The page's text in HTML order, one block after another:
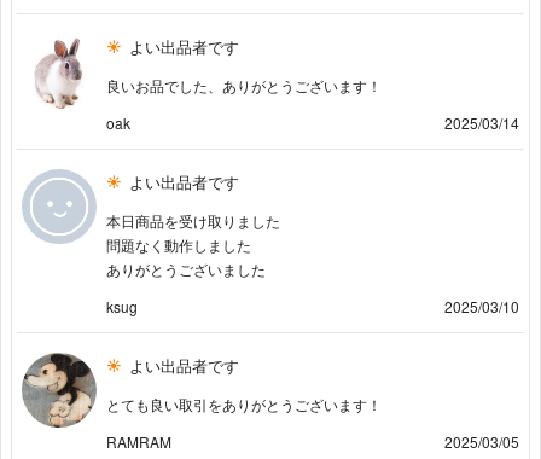
よい出品者です
良いお品でした、ありがとうございます！
oak
2025/03/14
よい出品者です
本日商品を受け取りました
問題なく動作しました
ありがとうございました
ksug
2025/03/10
よい出品者です
とても良い取引をありがとうございます！
RAMRAM
2025/03/05